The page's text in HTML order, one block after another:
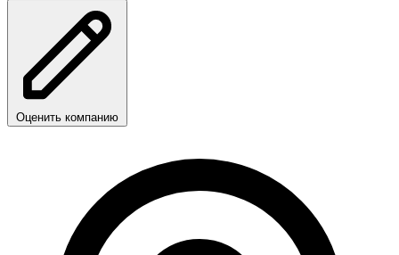
Оценить компанию